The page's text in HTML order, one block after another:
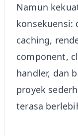
Namun
konsekuensi:
caching,
component,
handler, dan
proyek
terasa